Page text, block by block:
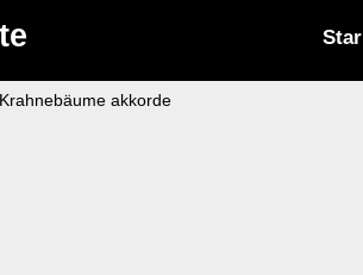
akkorde